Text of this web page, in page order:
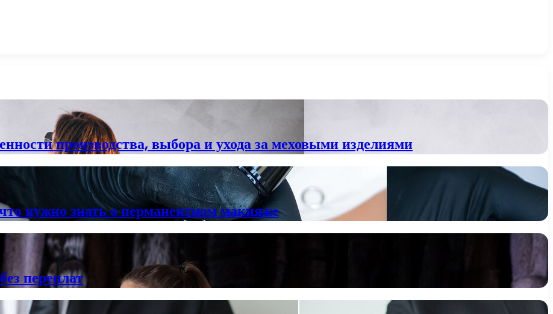
производства, выбора и ухода за меховыми изделиями
нужно знать о перманентном макияже
переплат